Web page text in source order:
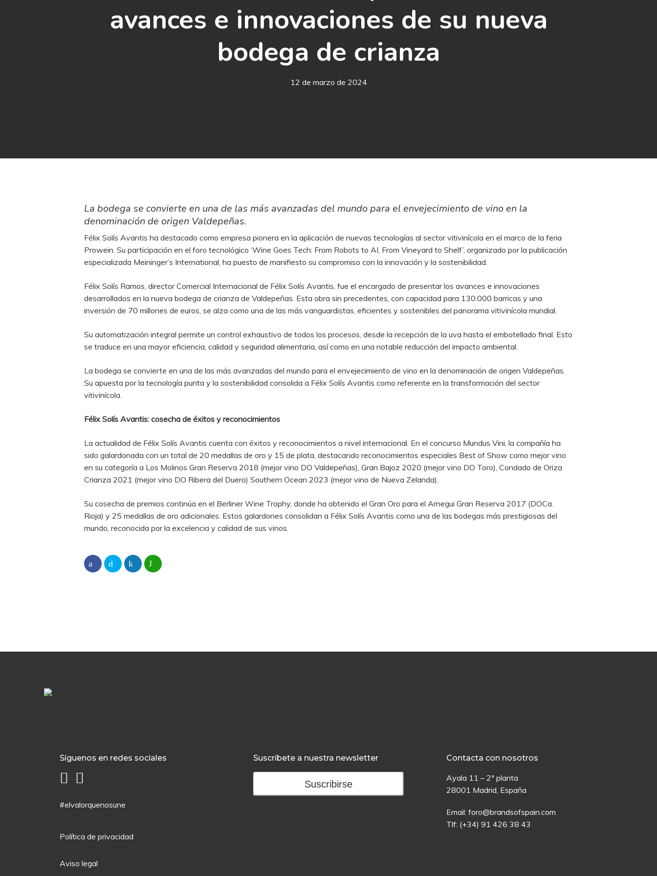
avances e innovaciones de su nueva
bodega de crianza
12 de marzo de 2024
La bodega se convierte en una de las más avanzadas del mundo para el envejecimiento de vino en la
denominación de origen Valdepeñas.
Félix Solís Avantis ha destacado como empresa pionera en la aplicación de nuevas tecnologías al sector vitivinícola en el marco de la feria
Prowein. Su participación en el foro tecnológico ‘Wine Goes Tech: From Robots to AI, From Vineyard to Shelf’, organizado por la publicación
especializada Meininger’s International, ha puesto de manifiesto su compromiso con la innovación y la sostenibilidad.
Félix Solís Ramos, director Comercial Internacional de Félix Solís Avantis, fue el encargado de presentar los avances e innovaciones
desarrollados en la nueva bodega de crianza de Valdepeñas. Esta obra sin precedentes, con capacidad para 130.000 barricas y una
inversión de 70 millones de euros, se alza como una de las más vanguardistas, eficientes y sostenibles del panorama vitivinícola mundial.
Su automatización integral permite un control exhaustivo de todos los procesos, desde la recepción de la uva hasta el embotellado final. Esto
se traduce en una mayor eficiencia, calidad y seguridad alimentaria, así como en una notable reducción del impacto ambiental.
La bodega se convierte en una de las más avanzadas del mundo para el envejecimiento de vino en la denominación de origen Valdepeñas.
Su apuesta por la tecnología punta y la sostenibilidad consolida a Félix Solís Avantis como referente en la transformación del sector
vitivinícola.
Félix Solís Avantis: cosecha de éxitos y reconocimientos
La actualidad de Félix Solís Avantis cuenta con éxitos y reconocimientos a nivel internacional. En el concurso Mundus Vini, la compañía ha
sido galardonada con un total de 20 medallas de oro y 15 de plata, destacando reconocimientos especiales Best of Show como mejor vino
en su categoría a Los Molinos Gran Reserva 2018 (mejor vino DO Valdepeñas), Gran Bajoz 2020 (mejor vino DO Toro), Condado de Oriza
Crianza 2021 (mejor vino DO Ribera del Duero) Southern Ocean 2023 (mejor vino de Nueva Zelanda).
Su cosecha de premios continúa en el Berliner Wine Trophy, donde ha obtenido el Gran Oro para el Arnegui Gran Reserva 2017 (DOCa.
Rioja) y 25 medallas de oro adicionales. Estos galardones consolidan a Félix Solís Avantis como una de las bodegas más prestigiosas del
mundo, reconocida por la excelencia y calidad de sus vinos.
Síguenos en redes sociales
#elvalorquenosune
Política de privacidad
Aviso legal
Suscríbete a nuestra newsletter
Suscribirse
Contacta con nosotros
Ayala 11 – 2ª planta
28001 Madrid, España
Email:foro@brandsofspain.com
Tlf: (+34) 91 426 38 43